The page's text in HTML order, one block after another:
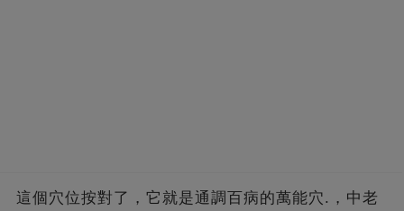
這個穴位按對了，它就是通調百病的萬能穴.，中老